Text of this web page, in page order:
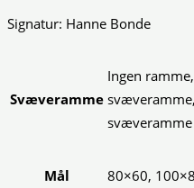
Signatur: Hanne Bonde
Svæveramme
Ingen
svæveramme
Mål 80×60,